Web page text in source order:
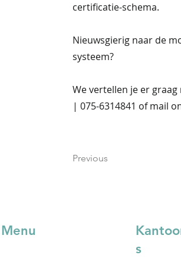
certificatie-schema.
Nieuwsgierig naar de
systeem?
We vertellen je er
| 075-6314841 of mail
Previous
Menu
s